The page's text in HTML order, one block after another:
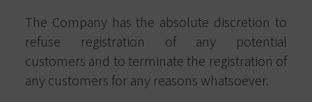
The Company has the absolute discretion to
refuse registration of any potential
customers and to terminate the registration of
any customers for any reasons whatsoever.